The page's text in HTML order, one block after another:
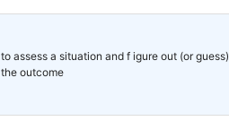
to assess a situation and f igure out (or guess)
the outcome